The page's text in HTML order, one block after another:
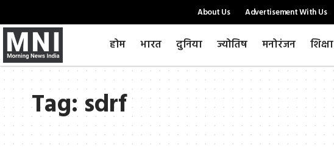
About Us Advertisement With Us
होम भारत दुनिया ज्योतिष मनोरंजन शिक्षा
Tag:sdrf